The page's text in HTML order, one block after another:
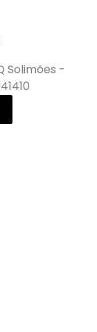
Solimões -